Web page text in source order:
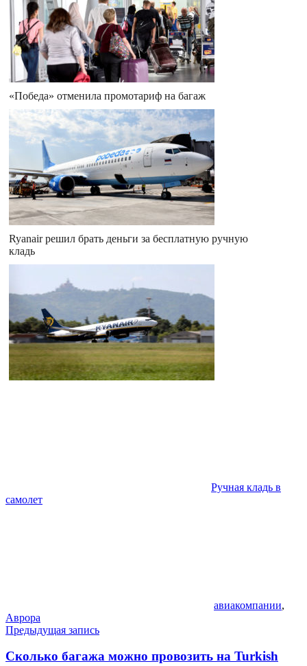
«Победа» отменила промотариф на багаж
Ryanair решил брать деньги за бесплатную ручную
кладь
Ручная кладь в
самолет
авиакомпании,
Аврора
Навигация
по
Предыдущая запись
Сколько багажа можно провозить на Turkish